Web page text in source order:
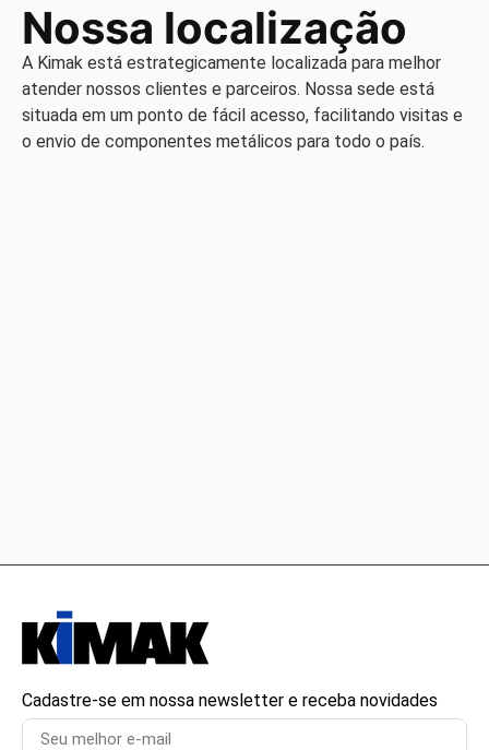
Nossa localização
A Kimak está estrategicamente localizada para melhor
atender nossos clientes e parceiros. Nossa sede está
situada em um ponto de fácil acesso, facilitando visitas e
o envio de componentes metálicos para todo o país.
Cadastre-se em nossa newsletter e receba novidades